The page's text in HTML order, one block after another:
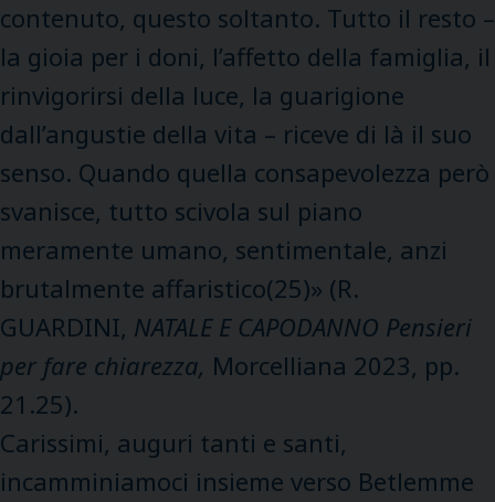
contenuto, questo soltanto. Tutto il resto –
la gioia per i doni, l’affetto della famiglia, il
rinvigorirsi della luce, la guarigione
dall’angustie della vita – riceve di là il suo
senso. Quando quella consapevolezza però
svanisce, tutto scivola sul piano
meramente umano, sentimentale, anzi
brutalmente affaristico(25)» (R.
GUARDINI, NATALE E CAPODANNO Pensieri
per fare chiarezza, Morcelliana 2023, pp.
21.25).
Carissimi, auguri tanti e santi,
incamminiamoci insieme verso Betlemme